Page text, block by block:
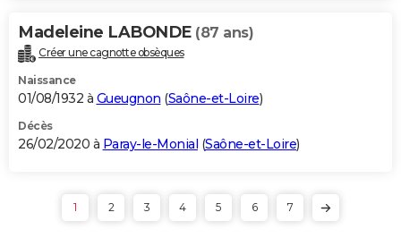
Madeleine LABONDE (87 ans)
Créer une cagnotte obsèques
Naissance
01/08/1932 à Gueugnon (Saône-et-Loire)
Décès
26/02/2020 à Paray-le-Monial (Saône-et-Loire)
1 2 3 4 5 6 7